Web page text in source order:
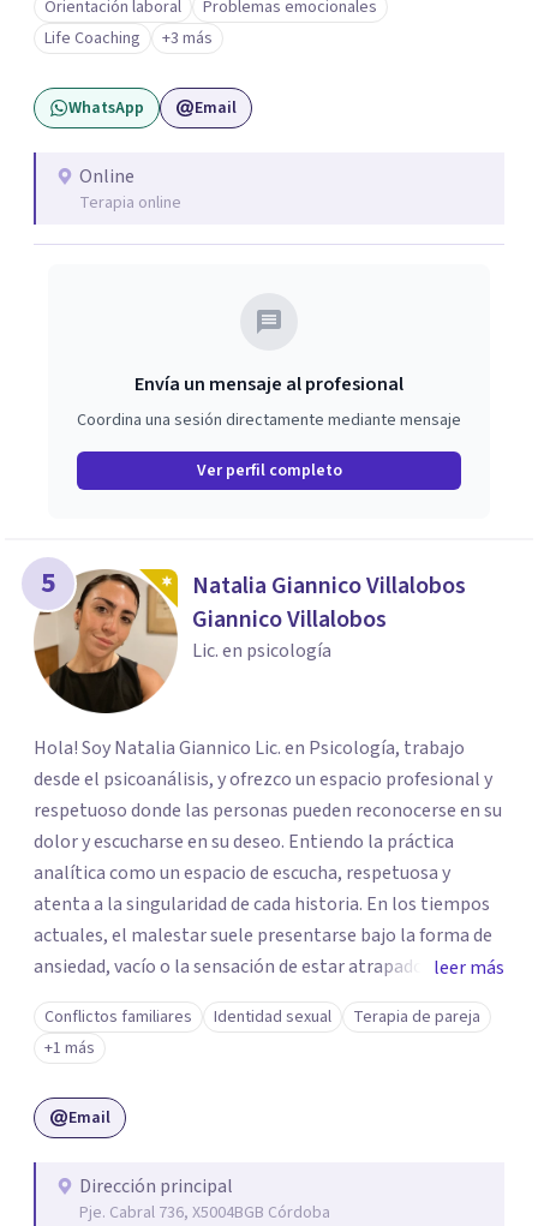
especializada en impuestos. Durante ese recorrido tuve la
oportunidad de liderar equipos, y fue allí donde descubrí
mi pasión por acompañar a las personas en su desarrollo
profesional y personal. A nivel personal, mi propio
creencias, miedos y mandatos que ya no estaban
alineados conmigo. Ese proceso me impulsó a tomar
decisiones importantes, dejando mi trabajo de oficina, mi
Orientación laboral
Problemas emocionales
Life Coaching
+3 más
WhatsApp Email
Online
Terapia online
Envía un mensaje al profesional
Coordina una sesión directamente mediante mensaje
Ver perfil completo
5
Natalia Giannico Villalobos
Giannico Villalobos
Lic. en psicología
Hola! Soy Natalia Giannico Lic. en Psicología, trabajo
desde el psicoanálisis, y ofrezco un espacio profesional y
respetuoso donde las personas pueden reconocerse en su
dolor y escucharse en su deseo. Entiendo la práctica
analítica como un espacio de escucha, respetuosa y
atenta a la singularidad de cada historia. En los tiempos
actuales, el malestar suele presentarse bajo la forma de
ansiedad, vacío o la sensación de estar atrapados en
repeticiones que no logramos nombrar. Mi propuesta es
alojar ese padecimiento sin respuestas automáticas, sino
mas bien construir un espacio para interrogar los
automatismos, leer entre líneas los conflictos y habilitar
una posición subjetiva diferente frente a la propia vida, el
leer más
Conflictos familiares Identidad sexual
Terapia de pareja
+1 más
Email
Dirección principal
Pje. Cabral 736, X5004BGB Córdoba